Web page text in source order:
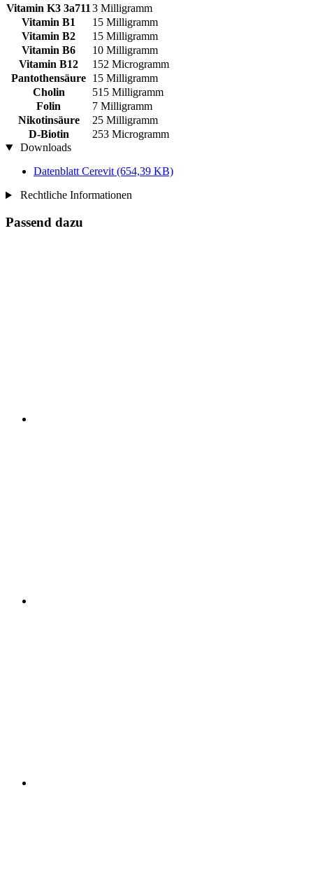
Vitamin K3 3a711 3 Milligramm
Vitamin B1
15 Milligramm
Vitamin B2
15 Milligramm
Vitamin B6
10 Milligramm
Vitamin B12
152 Microgramm
Pantothensäure 15 Milligramm
Cholin
515 Milligramm
Folin
7 Milligramm
Nikotinsäure
25 Milligramm
D-Biotin
253 Microgramm
Downloads
Datenblatt Cerevit (654,39 KB)
Rechtliche Informationen
Passend dazu